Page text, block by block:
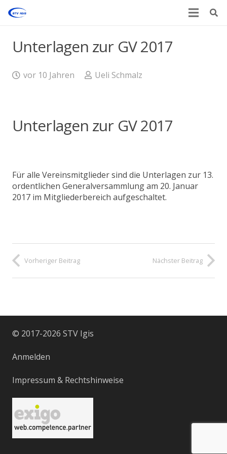
Unterlagen zur GV 2017
vor 10 Jahren Ueli Schmalz
Unterlagen zur GV 2017
Für alle Vereinsmitglieder sind die Unterlagen zur 13.
ordentlichen Generalversammlung am 20. Januar
2017 im Mitgliederbereich aufgeschaltet.
Vorheriger Beitrag Nächster Beitrag
© 2017-2026 STV Igis
Anmelden
Impressum & Rechtshinweise